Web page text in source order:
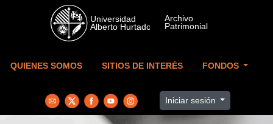
Skip to main content
QUIENES SOMOS SITIOS DE INTERÉS FONDOS
Iniciar sesión